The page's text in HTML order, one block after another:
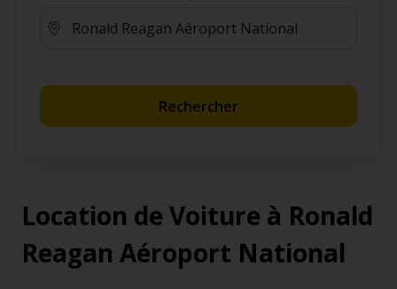
Rechercher
Location de Voiture à Ronald
Reagan Aéroport National